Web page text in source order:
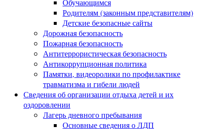
Обучающимся
Родителям (законным представителям)
Детские безопасные сайты
Дорожная безопасность
Пожарная безопасность
Антитеррористическая безопасность
Антикоррупционная политика
Памятки, видеоролики по профилактике
травматизма и гибели людей
Сведения об организации отдыха детей и их
оздоровлении
Лагерь дневного пребывания
Основные сведения о ЛДП